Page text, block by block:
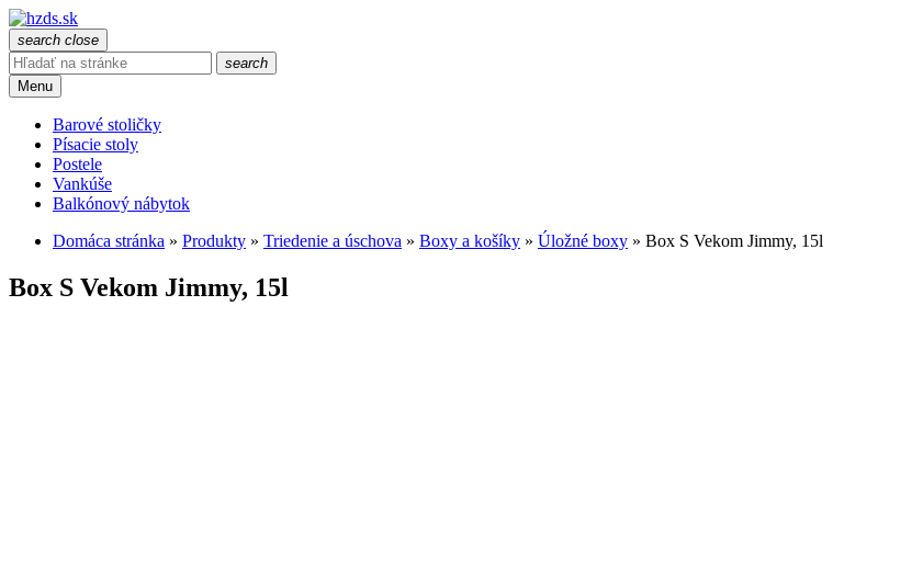
search close
search
Menu
Barové stoličky
Písacie stoly
Postele
Vankúše
Balkónový nábytok
Domáca stránka » Produkty » Triedenie a úschova » Boxy a košíky » Úložné boxy » Box S Vekom Jimmy, 15l
Box S Vekom Jimmy, 15l